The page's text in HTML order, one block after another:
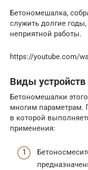
Бетономешалка,
служить долгие
неприятной работы.
https://youtube.com/
Виды устройств
Бетономешалки
многим параметрам.
в которой
применения: